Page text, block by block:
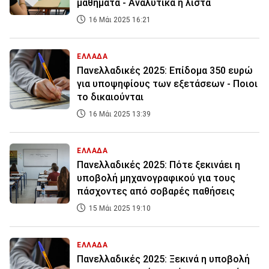
μαθήματα - Αναλυτικά η λίστα
16 Μάι 2025 16:21
ΕΛΛΑΔΑ
Πανελλαδικές 2025: Επίδομα 350 ευρώ
για υποψηφίους των εξετάσεων - Ποιοι
το δικαιούνται
16 Μάι 2025 13:39
ΕΛΛΑΔΑ
Πανελλαδικές 2025: Πότε ξεκινάει η
υποβολή μηχανογραφικού για τους
πάσχοντες από σοβαρές παθήσεις
15 Μάι 2025 19:10
ΕΛΛΑΔΑ
Πανελλαδικές 2025: Ξεκινά η υποβολή